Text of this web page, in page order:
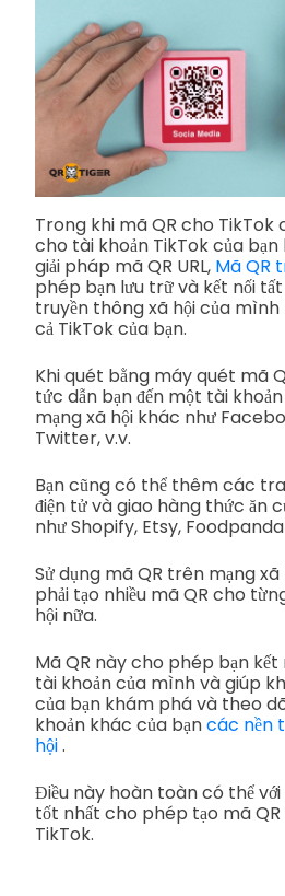
Trong khi mã QR cho TikTok
cho tài khoản TikTok của
giải pháp mã QR URL, Mã QR
phép bạn lưu trữ và kết nối
truyền thông xã hội của
cả TikTok của bạn.
Khi quét bằng máy quét mã
tức dẫn bạn đến một tài
mạng xã hội khác như
Twitter, v.v.
Bạn cũng có thể thêm các
điện tử và giao hàng thức ăn
như Shopify, Etsy,
Sử dụng mã QR trên mạng
phải tạo nhiều mã QR cho
hội nữa.
Mã QR này cho phép bạn kết
tài khoản của mình và giúp
của bạn khám phá và theo
khoản khác của bạncác nền
hội.
Điều này hoàn toàn có thể
tốt nhất cho phép tạo mã
TikTok.